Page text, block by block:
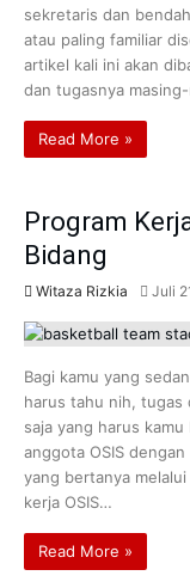
sekretaris dan
atau paling familiar
artikel kali ini akan
dan tugasnya
Read More »
Program
Bidang
Witaza Rizkia Juli
Bagi kamu yang
harus tahu nih, tugas
saja yang harus
anggota OSIS
yang bertanya
kerja OSIS…
Read More »